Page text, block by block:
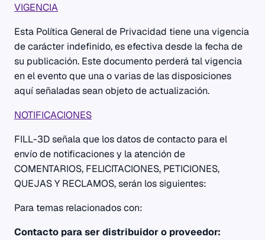
VIGENCIA
Esta Política General de Privacidad tiene una vigencia
de carácter indefinido, es efectiva desde la fecha de
su publicación. Este documento perderá tal vigencia
en el evento que una o varias de las disposiciones
aquí señaladas sean objeto de actualización.
NOTIFICACIONES
FILL-3D señala que los datos de contacto para el
envío de notificaciones y la atención de
COMENTARIOS, FELICITACIONES, PETICIONES,
QUEJAS Y RECLAMOS, serán los siguientes:
Para temas relacionados con:
Contacto para ser distribuidor o proveedor: